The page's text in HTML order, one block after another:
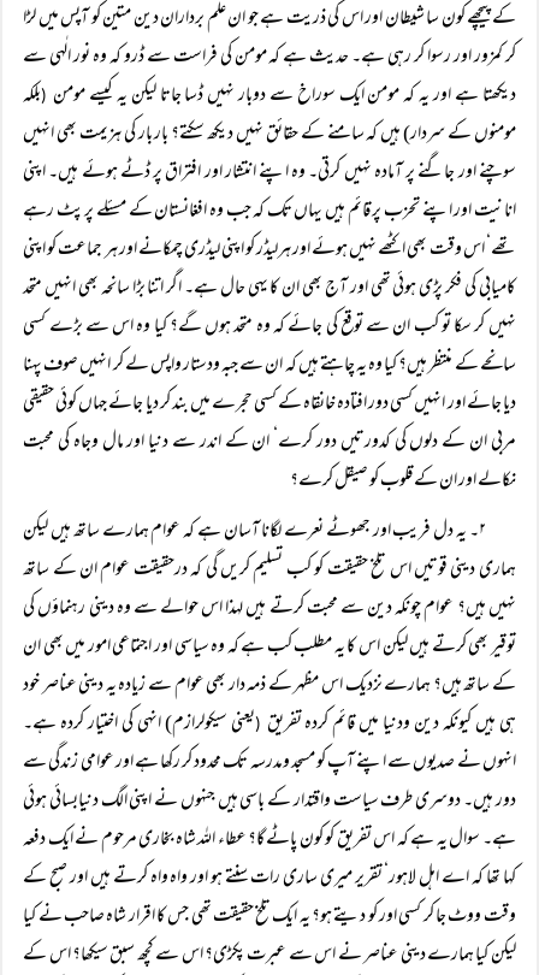
کے پیچھے کون سا شیطان اور اس کی ذریت ہے جو ان علم برداران دین متین کو آپس میں لڑا
کر کمزور اور رسوا کر رہی ہے۔ حدیث ہے کہ مومن کی فراست سے ڈرو کہ وہ نور الٰہی سے
دیکھتا ہے اور یہ کہ مومن ایک سوراخ سے دوبار نہیں ڈسا جاتا لیکن یہ کیسے مومن (بلکہ
مومنوں کے سردار) ہیں کہ سامنے کے حقائق نہیں دیکھ سکتے؟ بار بار کی ہزیمت بھی انہیں
سوچنے اور جاگنے پر آمادہ نہیں کرتی۔ وہ اپنے انتشار اور افتراق پر ڈٹے ہوئے ہیں۔ اپنی
انانیت اور اپنے تحزب پر قائم ہیں یہاں تک کہ جب وہ افغانستان کے مسئلے پر پٹ رہے
تھے‘ اس وقت بھی اکٹھے نہیں ہوئے اور ہرلیڈر کو اپنی لیڈری چمکانے اور ہر جماعت کو اپنی
کامیابی کی فکر پڑی ہوئی تھی اور آج بھی ان کا یہی حال ہے۔ اگر اتنا بڑا سانحہ بھی انہیں متحد
نہیں کر سکا تو کب ان سے توقع کی جائے کہ وہ متحد ہوں گے؟ کیا وہ اس سے بڑے کسی
سانحے کے منتظر ہیں؟ کیا وہ یہ چاہتے ہیں کہ ان سے جبہ ودستار واپس لے کر انہیں صوف پہنا
دیا جائے اور انہیں کسی دور افتادہ خانقاہ کے کسی حجرے میں بند کر دیا جائے جہاں کوئی حقیقی
مربی ان کے دلوں کی کدورتیں دور کرے‘ ان کے اندر سے دنیا اور مال وجاہ کی محبت
نکالے اور ان کے قلوب کو صیقل کرے؟
۲۔ یہ دل فریب اور جھوٹے نعرے لگانا آسان ہے کہ عوام ہمارے ساتھ ہیں لیکن
ہماری دینی قوتیں اس تلخ حقیقت کو کب تسلیم کریں گی کہ درحقیقت عوام ان کے ساتھ
نہیں ہیں؟ عوام چونکہ دین سے محبت کرتے ہیں لہذا اس حوالے سے وہ دینی رہنماؤں کی
توقیر بھی کرتے ہیں لیکن اس کا یہ مطلب کب ہے کہ وہ سیاسی اور اجتماعی امور میں بھی ان
کے ساتھ ہیں؟ ہمارے نزدیک اس مظہر کے ذمہ دار بھی عوام سے زیادہ یہ دینی عناصر خود
ہی ہیں کیونکہ دین ودنیا میں قائم کردہ تفریق (یعنی سیکولرازم) انہی کی اختیار کردہ ہے۔
انہوں نے صدیوں سے اپنے آپ کو مسجد ومدرسہ تک محدود کر رکھا ہے اور عوامی زندگی سے
دور ہیں۔ دوسری طرف سیاست واقتدار کے باسی ہیں جنہوں نے اپنی الگ دنیابسائی ہوئی
ہے۔ سوال یہ ہے کہ اس تفریق کو کون پاٹے گا؟ عطاء اللہ شاہ بخاری مرحوم نے ایک دفعہ
کہا تھا کہ اے اہل لاہور‘ تقریر میری ساری رات سنتے ہو اور واہ واہ کرتے ہیں اور صبح کے
وقت ووٹ جا کر کسی اور کو دیتے ہو؟ یہ ایک تلخ حقیقت تھی جس کا اقرار شاہ صاحب نے کیا
لیکن کیا ہمارے دینی عناصر نے اس سے عبرت پکڑی؟ اس سے کچھ سبق سیکھا؟ اس کے